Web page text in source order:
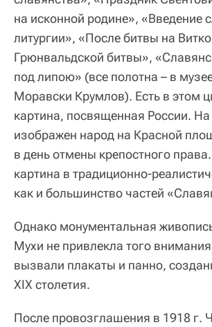
на исконной родине», «Введение
литургии», «После битвы на
Грюнвальдской битвы»,
под липою» (все полотна – в
Моравски Крумлов). Есть в этом
картина, посвященная России. На
изображен народ на Красной
в день отмены крепостного
картина в
как и большинство частей
Однако монументальная
Мухи не привлекла того
вызвали плакаты и панно,
XIX столетия.
После провозглашения в 1918 г.